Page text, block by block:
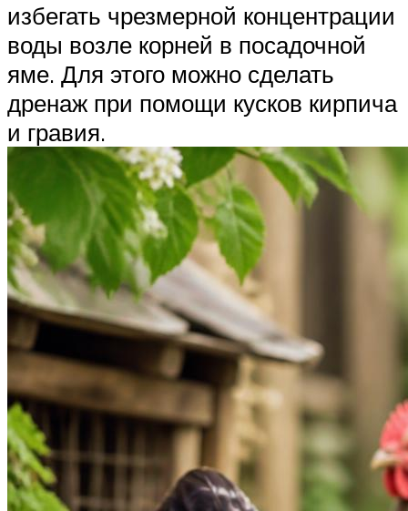
избегать чрезмерной концентрации
воды возле корней в посадочной
яме. Для этого можно сделать
дренаж при помощи кусков кирпича
и гравия.